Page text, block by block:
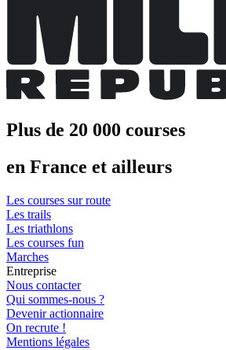
Plus de 20 000 courses
en France et ailleurs
Les courses sur route
Les trails
Les triathlons
Les courses fun
Marches
Entreprise
Nous contacter
Qui sommes-nous ?
Devenir actionnaire
On recrute !
Mentions légales